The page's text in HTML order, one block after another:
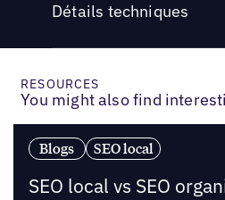
Détails techniques
RESOURCES
You might also find
Blogs SEO local
SEO local vs SEO